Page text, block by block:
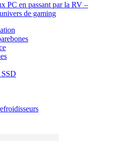
PC en passant par la RV –
de gaming